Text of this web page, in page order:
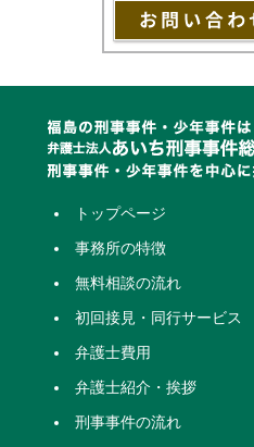
トップページ
事務所の特徴
無料相談の流れ
初回接見・同行サービス
弁護士費用
弁護士紹介・挨拶
刑事事件の流れ